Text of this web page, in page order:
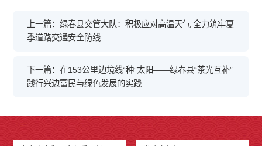
上一篇：绿春县交管大队：积极应对高温天气 全力筑牢夏
季道路交通安全防线
下一篇：在153公里边境线“种”太阳——绿春县“茶光互补”
践行兴边富民与绿色发展的实践